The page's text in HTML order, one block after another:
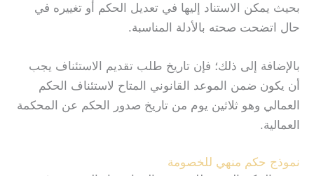
بحيث يمكن الاستناد إليها في تعديل الحكم أو تغييره في
حال اتضحت صحته بالأدلة المناسبة.
بالإضافة إلى ذلك؛ فإن تاريخ طلب تقديم الاستئناف يجب
أن يكون ضمن الموعد القانوني المتاح لاستئناف الحكم
العمالي وهو ثلاثين يوم من تاريخ صدور الحكم عن المحكمة
العمالية.
نموذج حكم منهي للخصومة